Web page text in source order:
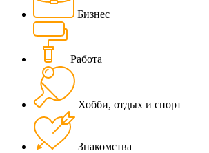
Бизнес
Работа
Хобби, отдых и спорт
Знакомства